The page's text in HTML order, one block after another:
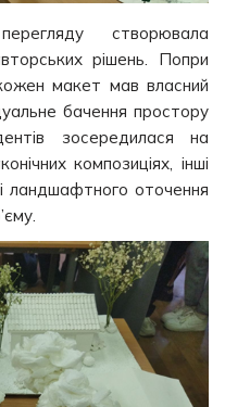
створювала
рішень. Попри
макет мав власний
бачення простору
зосередилася на
композиціях, інші
оточення